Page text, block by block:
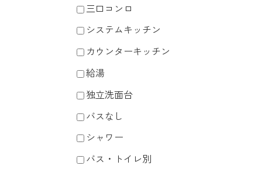
三口コンロ
システムキッチン
カウンターキッチン
給湯
独立洗面台
バスなし
シャワー
バス・トイレ別